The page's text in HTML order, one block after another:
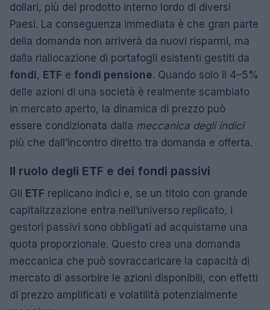
dollari, più del prodotto interno lordo di diversi
Paesi. La conseguenza immediata è che gran parte
della domanda non arriverà da nuovi risparmi, ma
dalla riallocazione di portafogli esistenti gestiti da
fondi, ETF e fondi pensione. Quando solo il 4–5%
delle azioni di una società è realmente scambiato
in mercato aperto, la dinamica di prezzo può
essere condizionata dalla meccanica degli indici
più che dall’incontro diretto tra domanda e offerta.
Il ruolo degli ETF e dei fondi passivi
Gli ETF replicano indici e, se un titolo con grande
capitalizzazione entra nell’universo replicato, i
gestori passivi sono obbligati ad acquistarne una
quota proporzionale. Questo crea una domanda
meccanica che può sovraccaricare la capacità di
mercato di assorbire le azioni disponibili, con effetti
di prezzo amplificati e volatilità potenzialmente